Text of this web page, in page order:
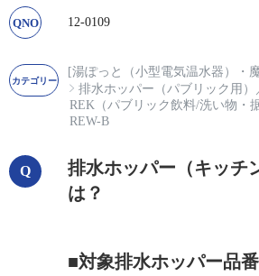
12-0109
[湯ぽっと（小型電気温水器）・
排水ホッパー（パブリック用）
REK（パブリック飲料/洗い物・
REW-B
排水ホッパー（キッチ
は？
■対象排水ホッパー品番